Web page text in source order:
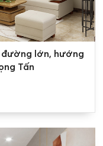
đường lớn, hướng
Tấn